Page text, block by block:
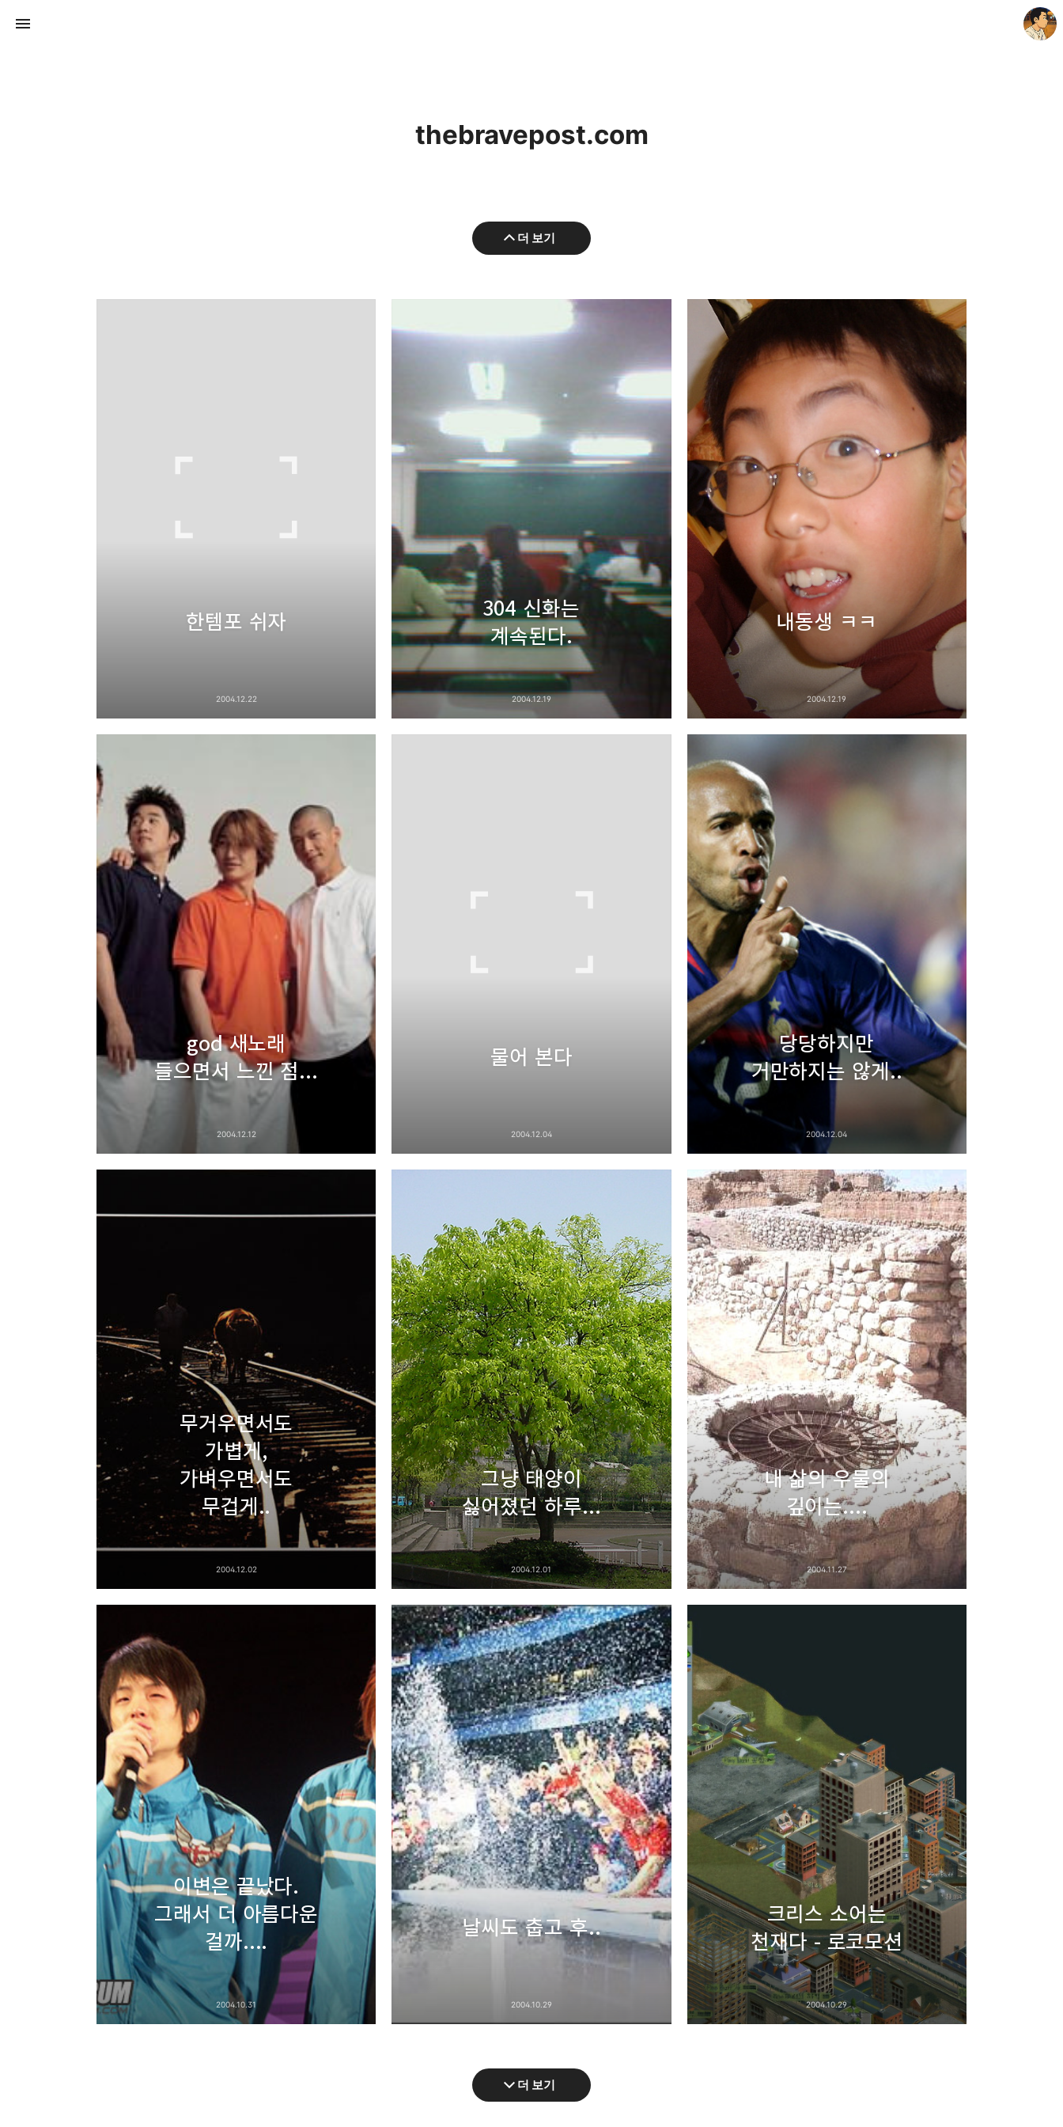
thebravepost.com
더 보기
한템포 쉬자
2004.12.22
304 신화는
계속된다.
2004.12.19
내동생 ㅋㅋ
2004.12.19
god 새노래
들으면서 느낀 점...
2004.12.12
물어 본다
2004.12.04
당당하지만
거만하지는 않게..
2004.12.04
무거우면서도
가볍게,
가벼우면서도
무겁게..
2004.12.02
그냥 태양이
싫어졌던 하루...
2004.12.01
내 삶의 우물의
깊이는....
2004.11.27
이변은 끝났다.
그래서 더 아름다운
걸까....
2004.10.31
날씨도 춥고 후..
2004.10.29
크리스 소어는
천재다 - 로코모션
2004.10.29
더 보기